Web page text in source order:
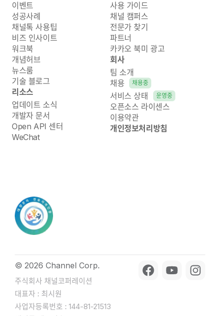
이벤트
성공사례
채널톡 사용팁
비즈 인사이트
워크북
개념허브
뉴스룸
기술 블로그
리소스
업데이트 소식
개발자 문서
Open API 센터
WeChat
사용 가이드
채널 캠퍼스
전문가 찾기
파트너
카카오 북미 광고
회사
팀 소개
채용
채용중
서비스 상태 운영중
오픈소스 라이센스
이용약관
개인정보처리방침
© 2026 Channel Corp.
주식회사 채널코퍼레이션
대표자 : 최시원
사업자등록번호 : 144-81-21513